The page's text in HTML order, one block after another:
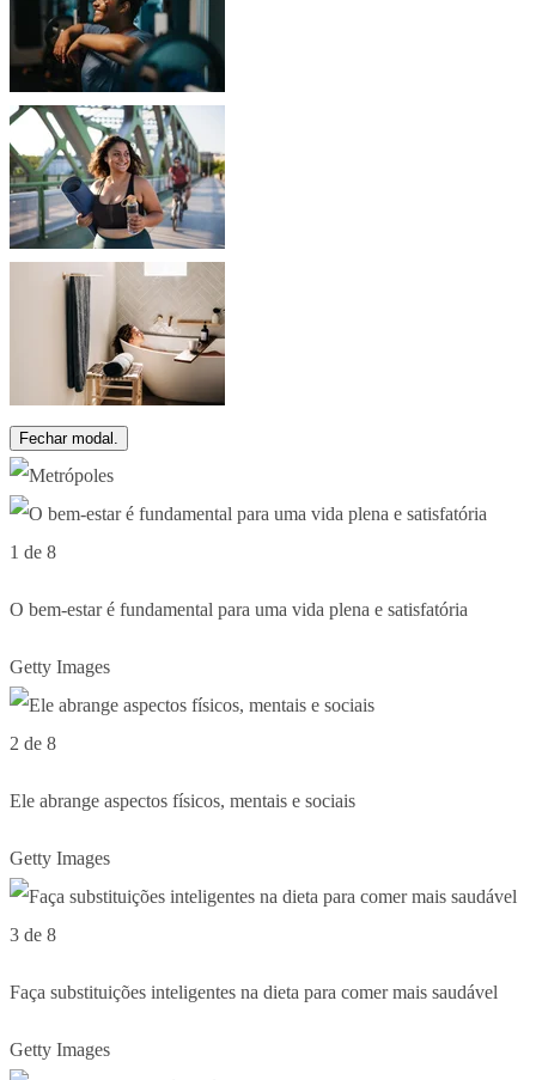
Fechar modal.
1 de 8
O bem-estar é fundamental para uma vida plena e satisfatória
Getty Images
2 de 8
Ele abrange aspectos físicos, mentais e sociais
Getty Images
3 de 8
Faça substituições inteligentes na dieta para comer mais saudável
Getty Images